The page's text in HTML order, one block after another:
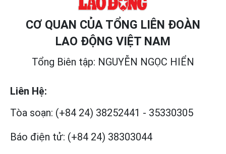
CƠ QUAN CỦA TỔNG LIÊN ĐOÀN
LAO ĐỘNG VIỆT NAM
Tổng Biên tập: NGUYỄN NGỌC HIỂN
Liên Hệ:
Tòa soạn: (+84 24) 38252441 - 35330305
Báo điện tử: (+84 24) 38303044